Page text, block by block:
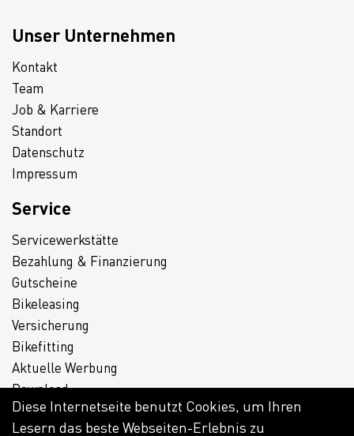
Unser Unternehmen
Kontakt
Team
Job & Karriere
Standort
Datenschutz
Impressum
Service
Servicewerkstätte
Bezahlung & Finanzierung
Gutscheine
Bikeleasing
Versicherung
Bikefitting
Aktuelle Werbung
Download
Diese Internetseite benutzt Cookies, um Ihren
Lesern das beste Webseiten-Erlebnis zu